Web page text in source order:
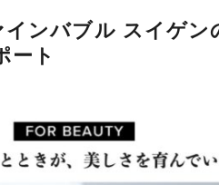
ンバブル スイゲ
ート